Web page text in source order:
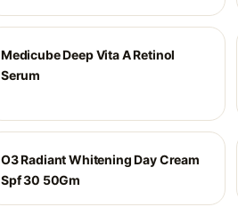
Medicube Deep Vita A Retinol
Serum
O3 Radiant Whitening Day Cream
Spf 30 50Gm